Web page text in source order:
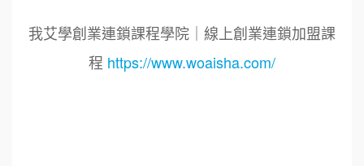
我艾學創業連鎖課程學院｜線上創業連鎖加盟課
程 https://www.woaisha.com/